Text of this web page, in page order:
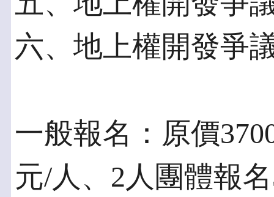
六、地上權開發爭
一般報名：原價
元/人、2人團體報